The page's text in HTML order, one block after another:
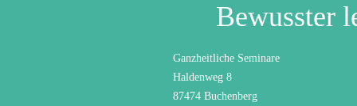
Bewusster
Ganzheitliche Seminare
Haldenweg 8
87474 Buchenberg